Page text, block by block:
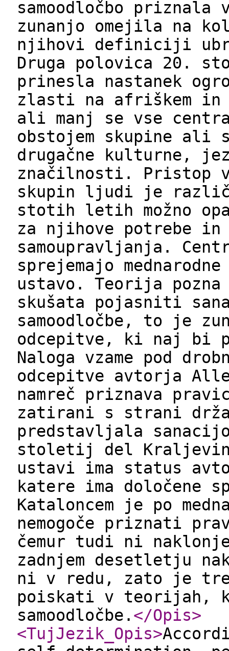
samoodločbo priznala
zunanjo omejila na
njihovi definiciji
Druga polovica 20.
prinesla nastanek
zlasti na afriškem in
ali manj se vse
obstojem skupine
drugačne kulturne,
značilnosti. Pristop
skupin ljudi je
stotih letih možno
za njihove potrebe
samoupravljanja.
sprejemajo
ustavo. Teorija
skušata pojasniti
samoodločbe, to je
odcepitve, ki naj bi
Naloga vzame pod
odcepitve avtorja
namreč priznava
zatirani s strani
predstavljala
stoletij del
ustavi ima status
katere ima določene
Kataloncem je po
nemogoče priznati
čemur tudi ni
zadnjem desetletju
ni v redu, zato je
poiskati v teorijah,
samoodločbe. </Opis>
<TujJezik_Opis>